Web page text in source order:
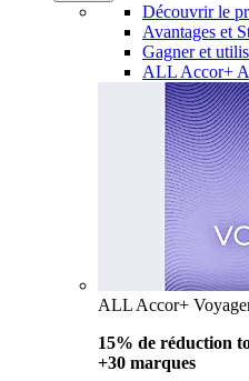
Découvrir le
Avantages et
Gagner et
ALL Accor+
ALL Accor+
15% de réduction
+30 marques